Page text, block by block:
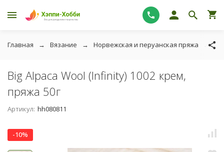
Главная Вязание Норвежская и перуанская пряжа
Big Alpaca Wool (Infinity) 1002 крем,
пряжа 50г
Артикул: hh080811
-10%